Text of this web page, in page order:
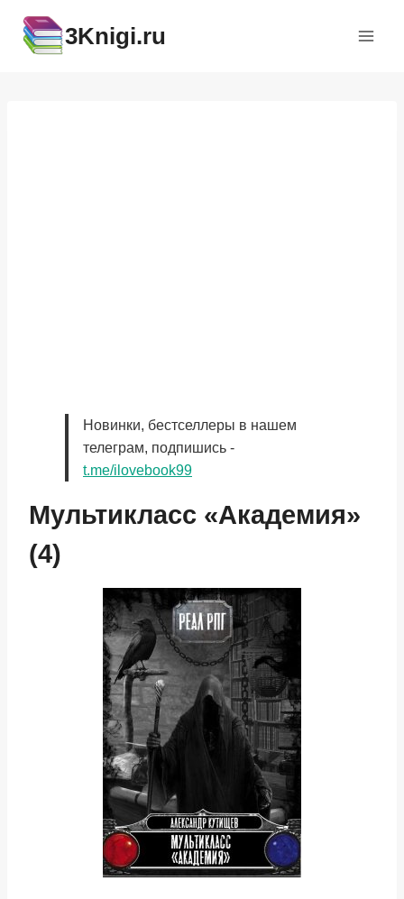
содержимому
3Knigi.ru
Новинки, бестселлеры в нашем
телеграм, подпишись -
t.me/ilovebook99
Мультикласс «Академия»
(4)